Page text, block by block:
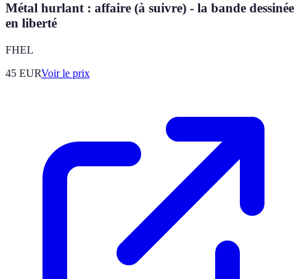
Métal hurlant : affaire (à suivre) - la bande dessinée
en liberté
FHEL
45 EURVoir le prix